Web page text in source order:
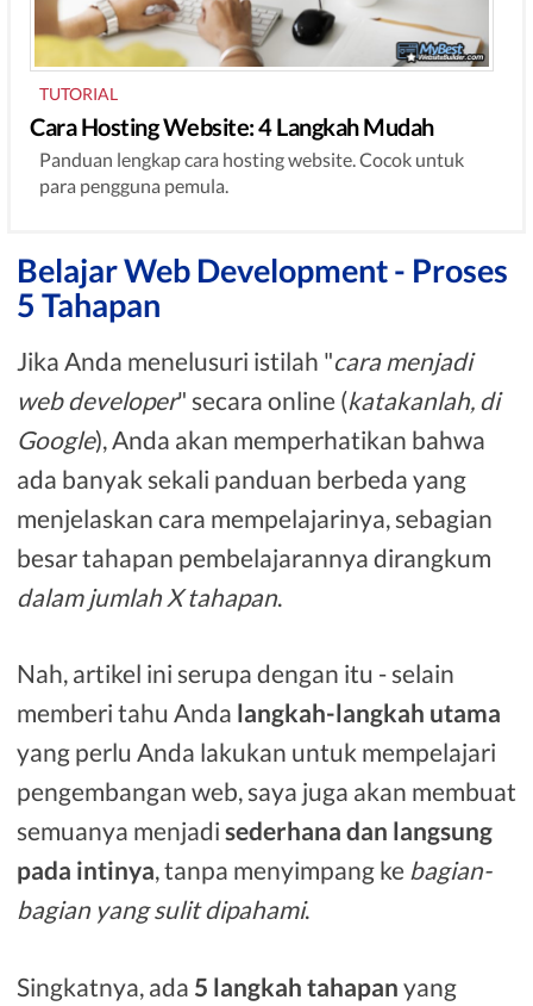
TUTORIAL
Cara Hosting Website: 4 Langkah Mudah
Panduan lengkap cara hosting website. Cocok untuk
para pengguna pemula.
Belajar Web Development - Proses
5 Tahapan
Jika Anda menelusuri istilah "cara menjadi
web developer" secara online (katakanlah, di
Google), Anda akan memperhatikan bahwa
ada banyak sekali panduan berbeda yang
menjelaskan cara mempelajarinya, sebagian
besar tahapan pembelajarannya dirangkum
dalam jumlah X tahapan.
Nah, artikel ini serupa dengan itu - selain
memberi tahu Anda langkah-langkah utama
yang perlu Anda lakukan untuk mempelajari
pengembangan web, saya juga akan membuat
semuanya menjadi sederhana dan langsung
pada intinya, tanpa menyimpang ke bagian-
bagian yang sulit dipahami.
Singkatnya, ada 5 langkah tahapan yang